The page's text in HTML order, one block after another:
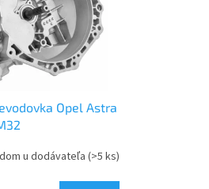
Opel Astra
u dodávateľa(>5 ks)